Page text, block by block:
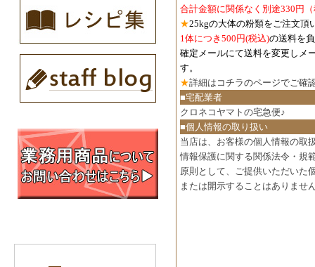
合計金額に関係なく別途330円
★25kgの大体の粉類をご注文頂
1体につき500円(税込)の送料を
確定メールにて送料を変更しメ
す。
★詳細は コチラのページでご確
■宅配業者
クロネコヤマトの宅急便♪
■個人情報の取り扱い
当店は、お客様の個人情報の取
情報保護に関する関係法令・規
原則として、ご提供いただいた
または開示することはありませ